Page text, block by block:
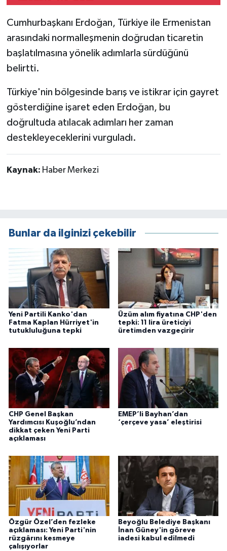
Cumhurbaşkanı Erdoğan, Türkiye ile Ermenistan
arasındaki normalleşmenin doğrudan ticaretin
başlatılmasına yönelik adımlarla sürdüğünü
belirtti.
Türkiye'nin bölgesinde barış ve istikrar için gayret
gösterdiğine işaret eden Erdoğan, bu
doğrultuda atılacak adımları her zaman
destekleyeceklerini vurguladı.
Kaynak: Haber Merkezi
Bunlar da ilginizi çekebilir
Yeni Partili Kanko'dan
Fatma Kaplan Hürriyet'in
tutukluluğuna tepki
Üzüm alım fiyatına CHP'den
tepki: 11 lira üreticiyi
üretimden vazgeçirir
CHP Genel Başkan
Yardımcısı Kuşoğlu’ndan
dikkat çeken Yeni Parti
açıklaması
EMEP’li Bayhan’dan
‘çerçeve yasa’ eleştirisi
Özgür Özel’den fezleke
açıklaması: Yeni Parti'nin
rüzgârını kesmeye
çalışıyorlar
Beyoğlu Belediye Başkanı
İnan Güney'in göreve
iadesi kabul edilmedi